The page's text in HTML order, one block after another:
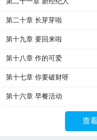
第二十章 长芽芽啦
第十九章 要回来啦
第十八章 作的可爱
第十七章 你要破财呀
第十六章 早餐活动
查